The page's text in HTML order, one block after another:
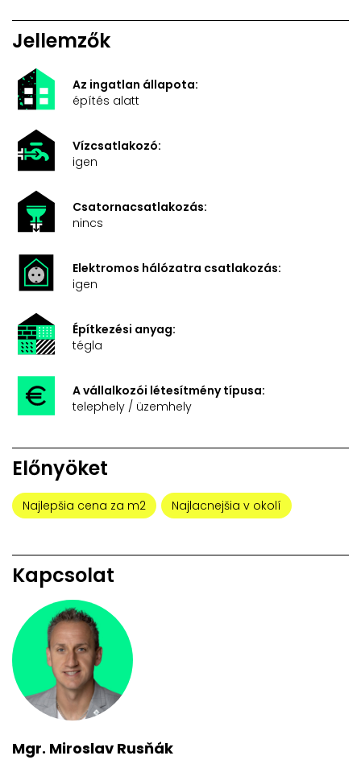
Jellemzők
Az ingatlan állapota:
építés alatt
Vízcsatlakozó:
igen
Csatornacsatlakozás:
nincs
Elektromos hálózatra csatlakozás:
igen
Építkezési anyag:
tégla
A vállalkozói létesítmény típusa:
telephely / üzemhely
Előnyöket
Najlepšia cena za m2 Najlacnejšia v okolí
Kapcsolat
Mgr. Miroslav Rusňák